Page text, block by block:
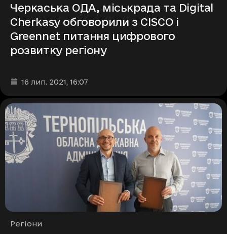
Черкаська ОДА, міськрада та Digital
Cherkasy обговорили з CISCO і
Greennet питання цифрового
розвитку регіону
Дата та час публікації
16 лип. 2021, 16:07
Рубрики
Регіони